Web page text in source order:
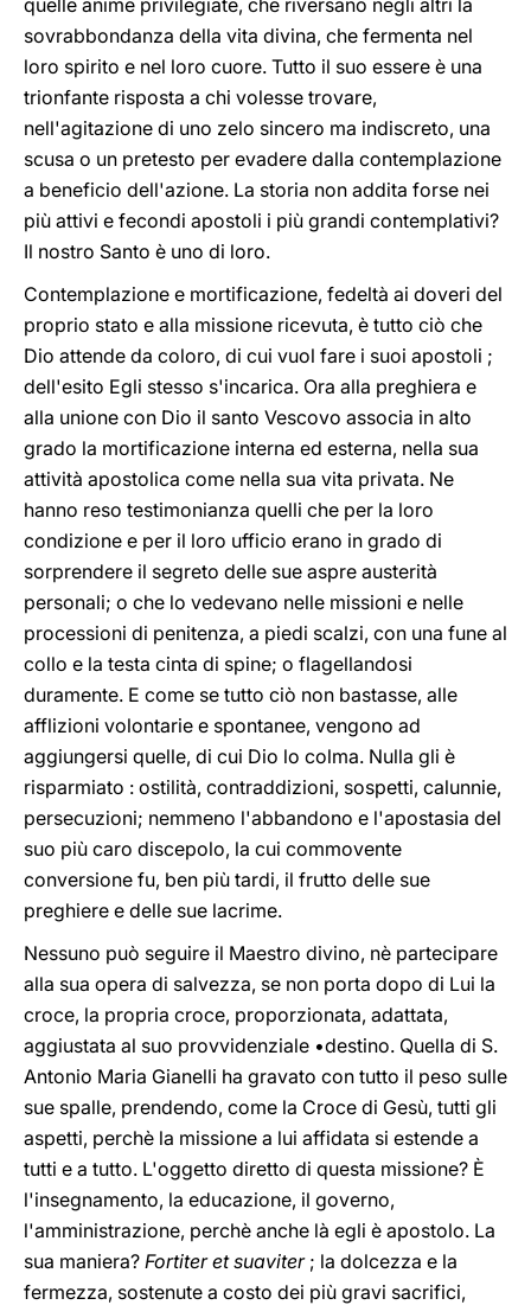
quelle anime privilegiate, che riversano negli altri la
sovrabbondanza della vita divina, che fermenta nel
loro spirito e nel loro cuore. Tutto il suo essere è una
trionfante risposta a chi volesse trovare,
nell'agitazione di uno zelo sincero ma indiscreto, una
scusa o un pretesto per evadere dalla contemplazione
a beneficio dell'azione. La storia non addita forse nei
più attivi e fecondi apostoli i più grandi contemplativi?
Il nostro Santo è uno di loro.
Contemplazione e mortificazione, fedeltà ai doveri del
proprio stato e alla missione ricevuta, è tutto ciò che
Dio attende da coloro, di cui vuol fare i suoi apostoli ;
dell'esito Egli stesso s'incarica. Ora alla preghiera e
alla unione con Dio il santo Vescovo associa in alto
grado la mortificazione interna ed esterna, nella sua
attività apostolica come nella sua vita privata. Ne
hanno reso testimonianza quelli che per la loro
condizione e per il loro ufficio erano in grado di
sorprendere il segreto delle sue aspre austerità
personali; o che lo vedevano nelle missioni e nelle
processioni di penitenza, a piedi scalzi, con una fune al
collo e la testa cinta di spine; o flagellandosi
duramente. E come se tutto ciò non bastasse, alle
afflizioni volontarie e spontanee, vengono ad
aggiungersi quelle, di cui Dio lo colma. Nulla gli è
risparmiato : ostilità, contraddizioni, sospetti, calunnie,
persecuzioni; nemmeno l'abbandono e l'apostasia del
suo più caro discepolo, la cui commovente
conversione fu, ben più tardi, il frutto delle sue
preghiere e delle sue lacrime.
Nessuno può seguire il Maestro divino, nè partecipare
alla sua opera di salvezza, se non porta dopo di Lui la
croce, la propria croce, proporzionata, adattata,
aggiustata al suo provvidenziale •destino. Quella di S.
Antonio Maria Gianelli ha gravato con tutto il peso sulle
sue spalle, prendendo, come la Croce di Gesù, tutti gli
aspetti, perchè la missione a lui affidata si estende a
tutti e a tutto. L'oggetto diretto di questa missione? È
l'insegnamento, la educazione, il governo,
l'amministrazione, perchè anche là egli è apostolo. La
sua maniera? Fortiter et suaviter; la dolcezza e la
fermezza, sostenute a costo dei più gravi sacrifici,